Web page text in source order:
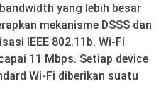
yang lebih besar
mekanisme DSSS dan
IEEE 802.11b. Wi-Fi
11 Mbps. Setiap device
Wi-Fi diberikan suatu